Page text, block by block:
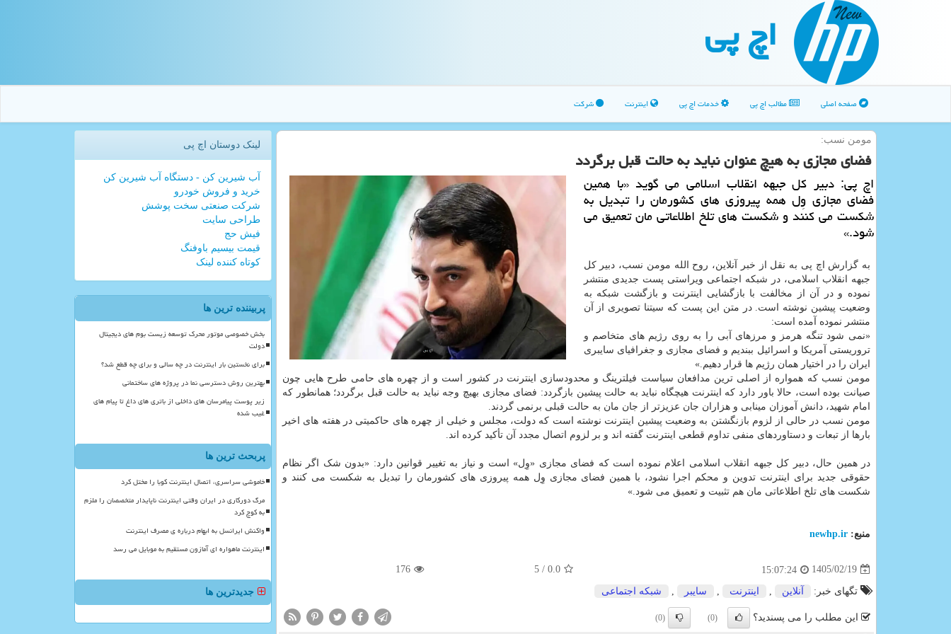
اچ پی
صفحه اصلی مطالب اچ پی خدمات اچ پی اینترنت شرکت
مومن نسب:
فضای مجازی به هیچ عنوان نباید به حالت قبل برگردد
اچ پی: دبیر کل جبهه انقلاب اسلامی می گوید «با همین
فضای مجازی وِل همه پیروزی های کشورمان را تبدیل به
شکست می کنند و شکست های تلخ اطلاعاتی مان تعمیق می
شود.»
به گزارش اچ پی به نقل از خبر آنلاین، روح الله مومن نسب، دبیر کل
جبهه انقلاب اسلامی، در شبکه اجتماعی ویراستی پست جدیدی منتشر
نموده و در آن از مخالفت با بازگشایی اینترنت و بازگشت شبکه به
وضعیت پیشین نوشته است. در متن این پست که سیتنا تصویری از آن
منتشر نموده آمده است:
«نمی شود تنگه هرمز و مرزهای آبی را به روی رژیم های متخاصم و
تروریستی آمریکا و اسرائیل ببندیم و فضای مجازی و جغرافیای سایبری
ایران را در اختیار همان رژیم ها قرار دهیم.»
مومن نسب که همواره از اصلی ترین مدافعان سیاست فیلترینگ و محدودسازی اینترنت در کشور است و از چهره های حامی طرح هایی چون
صیانت بوده است، حالا باور دارد که اینترنت هیچگاه نباید به حالت پیشین بازگردد: فضای مجازی بهیچ وجه نباید به حالت قبل برگردد؛ همانطور که
امام شهید، دانش آموزان مینابی و هزاران جان عزیزتر از جان مان به حالت قبلی برنمی گردند.
مومن نسب در حالی از لزوم بازنگشتن به وضعیت پیشین اینترنت نوشته است که دولت، مجلس و خیلی از چهره های حاکمیتی در هفته های اخیر
بارها از تبعات و دستاوردهای منفی تداوم قطعی اینترنت گفته اند و بر لزوم اتصال مجدد آن تأکید کرده اند.
در همین حال، دبیر کل جبهه انقلاب اسلامی اعلام نموده است که فضای مجازی «وِل» است و نیاز به تغییر قوانین دارد: «بدون شک اگر نظام
حقوقی جدید برای اینترنت تدوین و محکم اجرا نشود، با همین فضای مجازی وِل همه پیروزی های کشورمان را تبدیل به شکست می کنند و
شکست های تلخ اطلاعاتی مان هم تثبیت و تعمیق می شود.»
منبع: newhp.ir
1405/02/19
15:07:24
0.0
/ 5
176
تگهای خبر: آنلاین اینترنت سایبر شبكه اجتماعی
این مطلب را می پسندید؟ (0)
(0)
لینک دوستان اچ پی
آب شیرین کن - دستگاه آب شیرین کن
خرید و فروش خودرو
شرکت صنعتی سخت پوشش
طراحی سایت
فیش حج
قیمت بیسیم باوفنگ
کوتاه کننده لینک
پربیننده ترین ها
بخش خصوصی موتور محرک توسعه زیست بوم های دیجیتال
دولت
برای نخستین بار اینترنت در چه سالی و برای چه قطع شد؟
بهترین روش دسترسی نما در پروژه های ساختمانی
زیر پوست پیامرسان های داخلی از باتری های داغ تا پیام های
غیب شده
پربحث ترین ها
خاموشی سراسری، اتصال اینترنت کوبا را مختل کرد
مرگ دورکاری در ایران وقتی اینترنت ناپایدار متخصصان را ملزم
به کوچ کرد
واکنش ایرانسل به ابهام درباره ی مصرف اینترنت
اینترنت ماهواره ای آمازون مستقیم به موبایل می رسد
جدیدترین ها